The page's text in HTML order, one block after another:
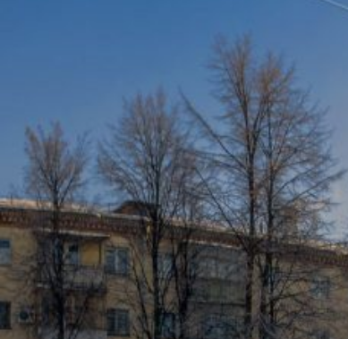
Фото Чебоксары
Чебоксарский залив
О нас
Авторы
Как купить или заказать фотографию?